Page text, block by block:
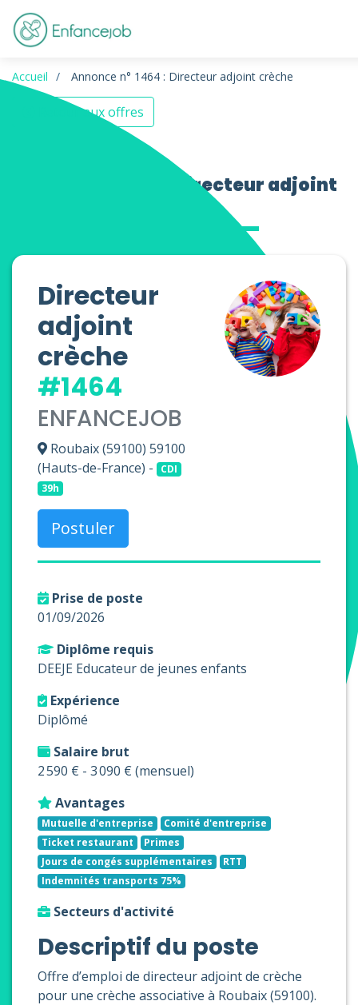
Accueil Annonce n° 1464 : Directeur adjoint crèche
Retour aux offres
Offres d’emploi Directeur adjoint
Directeur
adjoint
crèche
#1464
ENFANCEJOB
Roubaix (59100) 59100
(Hauts-de-France) -
CDI
39h
Postuler
Prise de poste
01/09/2026
Diplôme requis
DEEJE Educateur de jeunes enfants
Expérience
Diplômé
Salaire brut
2 590 € - 3 090 € (mensuel)
Avantages
Mutuelle d'entreprise
Comité d'entreprise
Ticket restaurant
Primes
Jours de congés supplémentaires
RTT
Indemnités transports 75%
Secteurs d'activité
Descriptif du poste
Offre d’emploi de directeur adjoint de crèche
pour une crèche associative à Roubaix (59100).